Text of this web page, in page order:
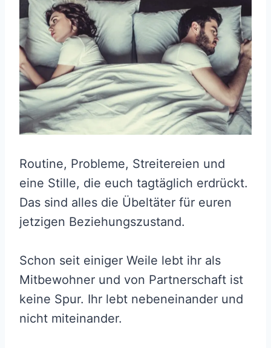
Routine, Probleme, Streitereien und
eine Stille, die euch tagtäglich erdrückt.
Das sind alles die Übeltäter für euren
jetzigen Beziehungszustand.
Schon seit einiger Weile lebt ihr als
Mitbewohner und von Partnerschaft ist
keine Spur. Ihr lebt nebeneinander und
nicht miteinander.